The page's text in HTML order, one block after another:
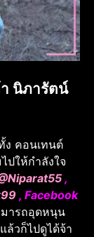
นิภารัตน์
ง คอนเทนต์
ปให้กำลังใจ
,
, Facebook
มารถอุดหนุน
ล้วก็ไปดูได้จ้า